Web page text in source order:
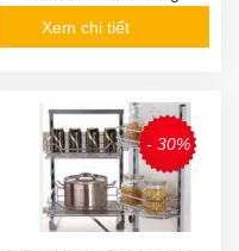
Xem chi tiết
- 30%